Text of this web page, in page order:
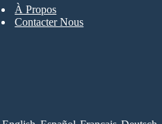
À Propos
Contacter Nous